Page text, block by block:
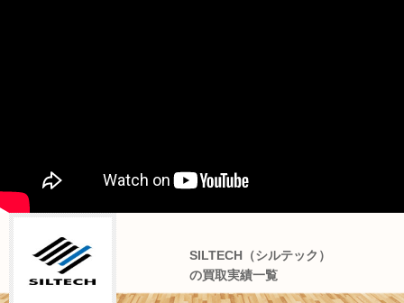
SILTECH（シルテック）
の買取実績一覧